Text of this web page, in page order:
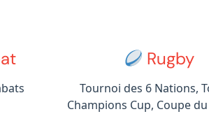
Rugby
Tournoi des 6 Nations,
Champions Cup, Coupe